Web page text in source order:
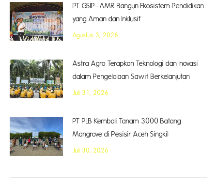
PT GSIP–AMR Bangun Ekosistem Pendidikan
yang Aman dan Inklusif
Agustus 3, 2026
Astra Agro Terapkan Teknologi dan Inovasi
dalam Pengelolaan Sawit Berkelanjutan
Juli 31, 2026
PT PLB Kembali Tanam 3000 Batang
Mangrove di Pesisir Aceh Singkil
Juli 30, 2026